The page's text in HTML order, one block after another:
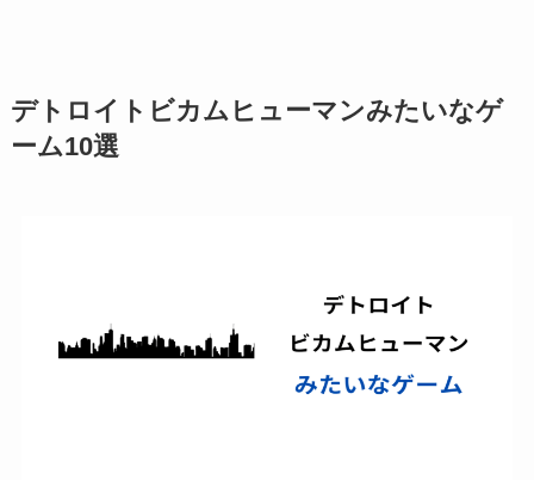
デトロイトビカムヒューマンみたいなゲ
ーム10選